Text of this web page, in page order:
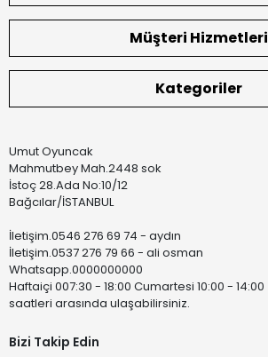
Müşteri Hizmetleri
Kategoriler
Umut Oyuncak
Mahmutbey Mah.2448 sok
İstoç 28.Ada No:10/12
Bağcılar/İSTANBUL
İletişim.0546 276 69 74 - aydın
İletişim.0537 276 79 66 - ali osman
Whatsapp.0000000000
Haftaiçi 007:30 - 18:00 Cumartesi 10:00 - 14:00
saatleri arasında ulaşabilirsiniz.
Bizi Takip Edin